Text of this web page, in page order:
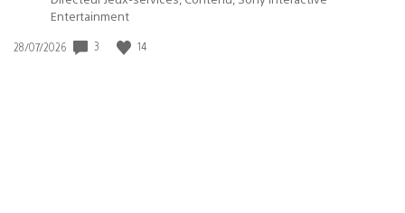
Entertainment
Date
28/07/2026 3 14